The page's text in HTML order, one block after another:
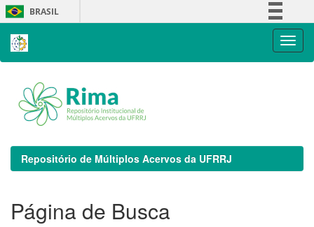
Skip
navigation
BRASIL
Repositório de Múltiplos Acervos da UFRRJ
Página de Busca